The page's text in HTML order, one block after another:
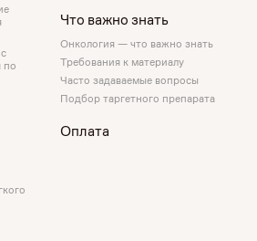
по
Что важно знать
Онкология — что важно знать
Требования к материалу
Часто задаваемые вопросы
Подбор таргетного препарата
Оплата